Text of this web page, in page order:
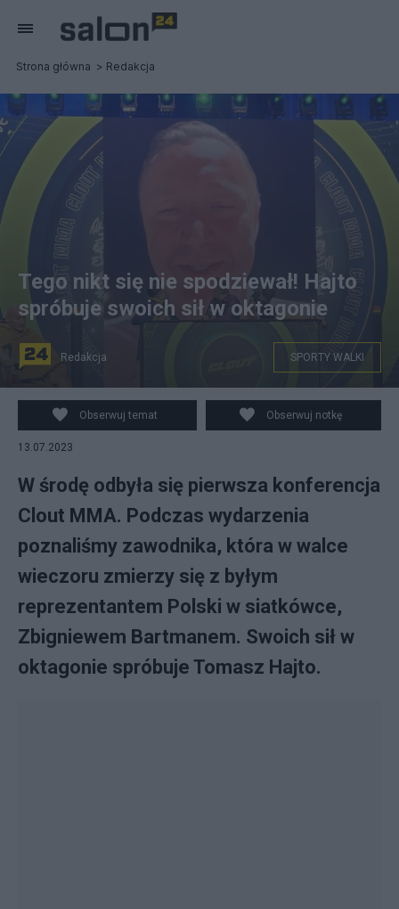
Strona główna Redakcja
(Tomasz Hajto w Clout MMA. Fot. Salon24)
Tego nikt się nie spodziewał! Hajto
spróbuje swoich sił w oktagonie
Redakcja SPORTY WALKI
Obserwuj temat Obserwuj notkę
13.07.2023
W środę odbyła się pierwsza konferencja
Clout MMA. Podczas wydarzenia
poznaliśmy zawodnika, która w walce
wieczoru zmierzy się z byłym
reprezentantem Polski w siatkówce,
Zbigniewem Bartmanem. Swoich sił w
oktagonie spróbuje Tomasz Hajto.